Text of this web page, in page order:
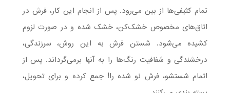
تمام کثیفی‌ها از بین می‌رود. پس از انجام این کار، فرش در
اتاق‌های مخصوص خشک‌کن، خشک شده و در صورت لزوم
کشیده می‌شود. شستن فرش به این روش، سرزندگی،
درخشندگی و شفافیت رنگ‌ها را به آنها برمی‌گرداند. پس از
اتمام شستشو، فرش نو شده را! جمع کرده و برای تحویل،